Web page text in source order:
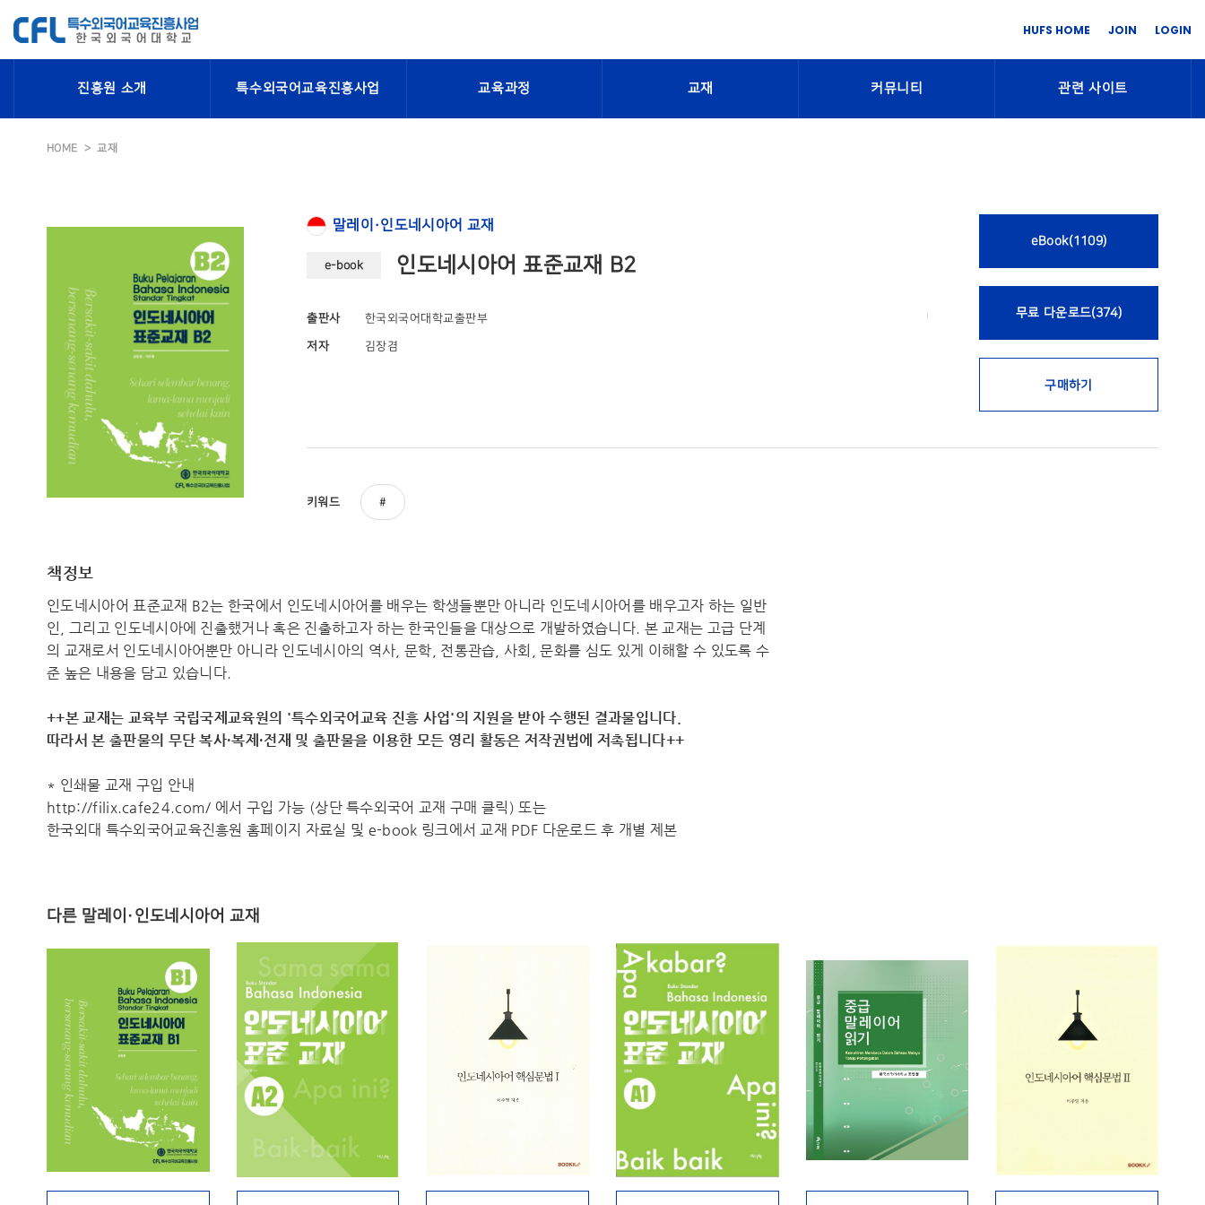
HUFS HOME JOIN LOGIN
진흥원 소개 특수외국어교육진흥사업 교육과정 교재 커뮤니티 관련 사이트
HOME 교재
말레이·인도네시아어 교재
e-book 인도네시아어 표준교재 B2
출판사 한국외국어대학교출판부
저자 김장겸
eBook(1109)
무료 다운로드(374)
구매하기
키워드
책정보
인도네시아어 표준교재 B2는 한국에서 인도네시아어를 배우는 학생들뿐만 아니라 인도네시아어를 배우고자 하는 일반
인, 그리고 인도네시아에 진출했거나 혹은 진출하고자 하는 한국인들을 대상으로 개발하였습니다. 본 교재는 고급 단계
의 교재로서 인도네시아어뿐만 아니라 인도네시아의 역사, 문학, 전통관습, 사회, 문화를 심도 있게 이해할 수 있도록 수
준 높은 내용을 담고 있습니다.
++본 교재는 교육부 국립국제교육원의 '특수외국어교육 진흥 사업'의 지원을 받아 수행된 결과물입니다.
따라서 ​본 출판물의 무단 복사·복제·전재 및 출판물을 이용한 모든 영리 활동은 저작권법에 저촉됩니다++
* 인쇄물 교재 구입 안내
http://filix.cafe24.com/ 에서 구입 가능 (상단 특수외국어 교재 구매 클릭) 또는
한국외대 특수외국어교육진흥원 홈페이지 자료실 및 e-book 링크에서 교재 PDF 다운로드 후 개별 제본
다른 말레이·인도네시아어 교재